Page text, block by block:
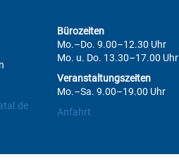
Bürozeiten
Mo.–Do. 9.00–12.30 Uhr
Mo. u. Do. 13.30–17.00 Uhr
Veranstaltungszeiten
Mo.–Sa. 9.00–19.00 Uhr
Anfahrt